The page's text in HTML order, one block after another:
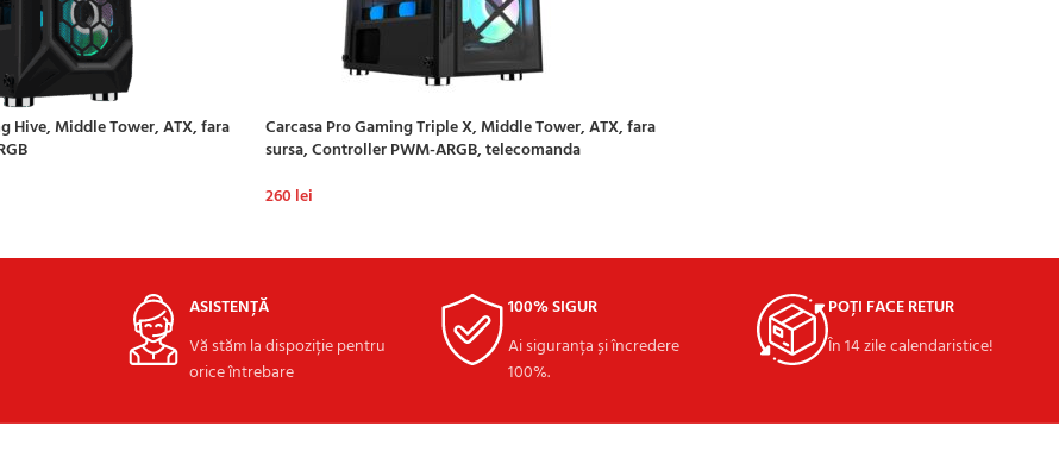
Hive, Middle Tower, ATX, fara
Carcasa Pro Gaming Triple X, Middle Tower, ATX, fara
sursa, Controller PWM-ARGB, telecomanda
260 lei
ASISTENȚĂ
Vă stăm la dispoziție pentru
orice întrebare
100% SIGUR
Ai siguranța și încredere
100%.
POȚI FACE RETUR
În 14 zile calendaristice!